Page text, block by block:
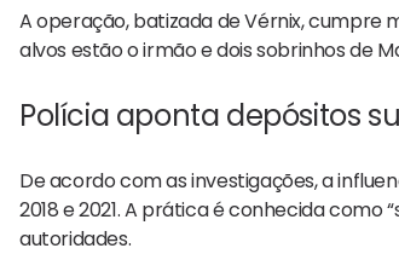
A operação, batizada de Vérnix, cumpre
alvos estão o irmão e dois sobrinhos de
Polícia aponta depósitos
De acordo com as investigações, a
2018 e 2021. A prática é conhecida
autoridades.